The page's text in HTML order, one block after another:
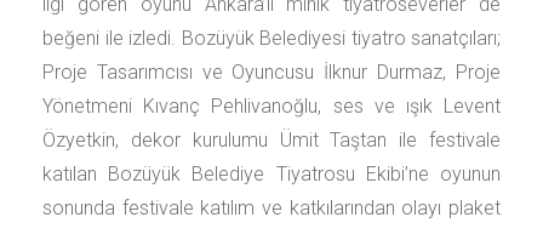
beğeni ile izledi. Bozüyük Belediyesi tiyatro sanatçıları;
Proje Tasarımcısı ve Oyuncusu İlknur Durmaz, Proje
Yönetmeni Kıvanç Pehlivanoğlu, ses ve ışık Levent
Özyetkin, dekor kurulumu Ümit Taştan ile festivale
katılan Bozüyük Belediye Tiyatrosu Ekibi’ne oyunun
sonunda festivale katılım ve katkılarından olayı plaket